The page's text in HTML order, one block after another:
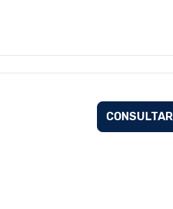
CONSULTAR